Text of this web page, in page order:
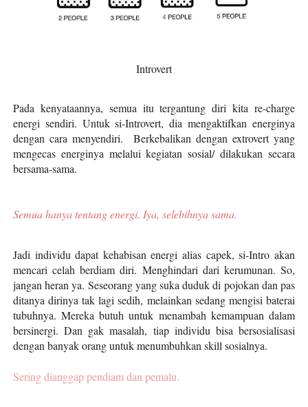
Introvert
Pada kenyataannya, semua itu tergantung diri kita re-charge
energi sendiri. Untuk si-Introvert, dia mengaktifkan energinya
dengan cara menyendiri. Berkebalikan dengan extrovert yang
mengecas energinya melalui kegiatan sosial/ dilakukan secara
bersama-sama.
Semua hanya tentang energi. Iya, selebihnya sama.
Jadi individu dapat kehabisan energi alias capek, si-Intro akan
mencari celah berdiam diri. Menghindari dari kerumunan. So,
jangan heran ya. Seseorang yang suka duduk di pojokan dan pas
ditanya dirinya tak lagi sedih, melainkan sedang mengisi baterai
tubuhnya. Mereka butuh untuk menambah kemampuan dalam
bersinergi. Dan gak masalah, tiap individu bisa bersosialisasi
dengan banyak orang untuk menumbuhkan skill sosialnya.
Sering dianggap pendiam dan pemalu.